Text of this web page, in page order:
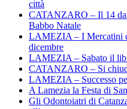
città
CATANZARO – Il 14 da
Babbo Natale
LAMEZIA – I Mercatini
dicembre
LAMEZIA – Sabato il
CATANZARO – Si
LAMEZIA – Successo
A Lamezia la Festa di
Gli Odontoiatri di